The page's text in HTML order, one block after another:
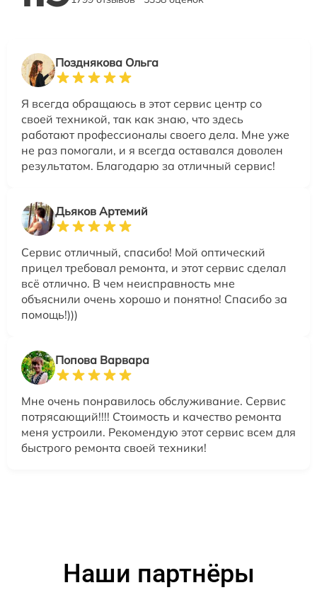
Позднякова Ольга
Я всегда обращаюсь в этот сервис центр со
своей техникой, так как знаю, что здесь
работают профессионалы своего дела. Мне уже
не раз помогали, и я всегда оставался доволен
результатом. Благодарю за отличный сервис!
Дьяков Артемий
Сервис отличный, спасибо! Мой оптический
прицел требовал ремонта, и этот сервис сделал
всё отлично. В чем неисправность мне
объяснили очень хорошо и понятно! Спасибо за
помощь!)))
Попова Варвара
Мне очень понравилось обслуживание. Сервис
потрясающий!!!! Стоимость и качество ремонта
меня устроили. Рекомендую этот сервис всем для
быстрого ремонта своей техники!
Наши партнёры